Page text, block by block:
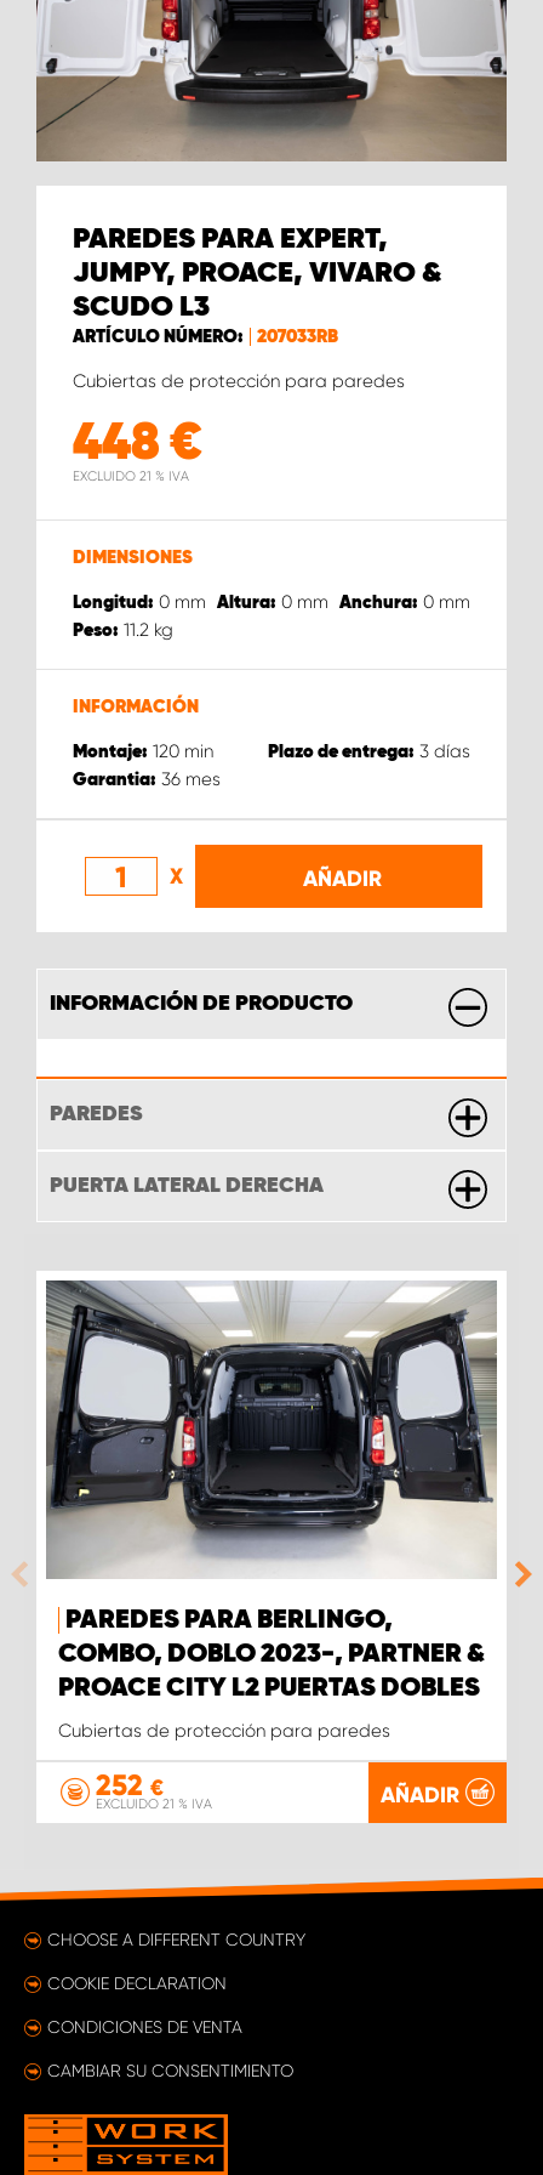
PAREDES PARA EXPERT,
JUMPY, PROACE, VIVARO &
SCUDO L3
ARTÍCULO NÚMERO: 207033RB
Cubiertas de protección para paredes
448 €
EXCLUIDO 21 % IVA
DIMENSIONES
Longitud: 0 mm Altura: 0 mm Anchura: 0 mm
Peso: 11.2 kg
INFORMACIÓN
Montaje: 120 min Plazo de entrega: 3 días
Garantia: 36 mes
X AÑADIR
INFORMACIÓN DE PRODUCTO
PAREDES
PUERTA LATERAL DERECHA
PAREDES PARA BERLINGO,
COMBO, DOBLO 2023-, PARTNER &
PROACE CITY L2 PUERTAS DOBLES
Cubiertas de protección para paredes
252 €
EXCLUIDO 21 % IVA AÑADIR
CHOOSE A DIFFERENT COUNTRY
COOKIE DECLARATION
CONDICIONES DE VENTA
CAMBIAR SU CONSENTIMIENTO